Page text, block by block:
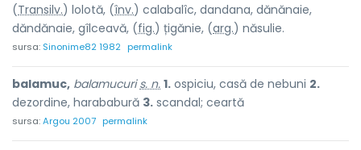
(Transilv.) lolotă, (înv.) calabalîc, dandana, dănănaie,
dăndănaie, gîlceavă, (fig.) țigănie, (arg.) năsulie.
sursa: Sinonime82 1982 permalink
balamuc, balamucuris. n. 1. ospiciu, casă de nebuni 2.
dezordine, harababură 3. scandal; ceartă
sursa:Argou 2007 permalink